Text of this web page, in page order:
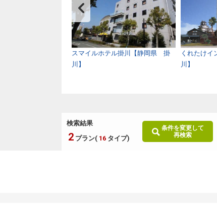
検索結果
2 プラン( 16 タイプ)
条件を変更して
再検索
スマイルホテル掛川【静岡県 掛
川】
くれたけ
川】